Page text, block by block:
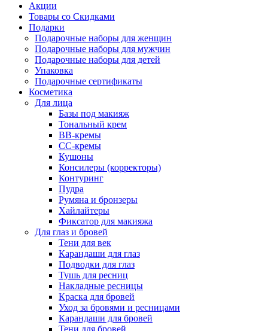
Акции
Товары со Скидками
Подарки
Подарочные наборы для женщин
Подарочные наборы для мужчин
Подарочные наборы для детей
Упаковка
Подарочные сертификаты
Косметика
Для лица
Базы под макияж
Тональный крем
BB-кремы
CC-кремы
Кушоны
Консилеры (корректоры)
Контуринг
Пудра
Румяна и бронзеры
Хайлайтеры
Фиксатор для макияжа
Для глаз и бровей
Тени для век
Карандаши для глаз
Подводки для глаз
Тушь для ресниц
Накладные ресницы
Краска для бровей
Уход за бровями и ресницами
Карандаши для бровей
Тени для бровей